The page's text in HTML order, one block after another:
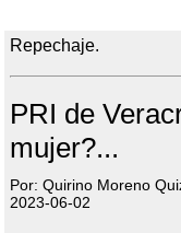
Repechaje.
PRI de
mujer?...
Por: Quirino Moreno
2023-06-02